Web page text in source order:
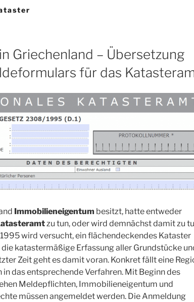
Griechenland – Übersetzung
für das
Immobilieneigentum besitzt, hatte entweder
zu tun, oder wird demnächst damit zu
wird versucht, ein flächendeckendes Kataster
die katastermäßige Erfassung aller Grundstücke
Zeit geht es damit voran. Konkret fällt eine
in das entsprechende Verfahren. Mit Beginn des
Meldepflichten, Immobilieneigentum und
müssen angemeldet werden. Die Anmeldung